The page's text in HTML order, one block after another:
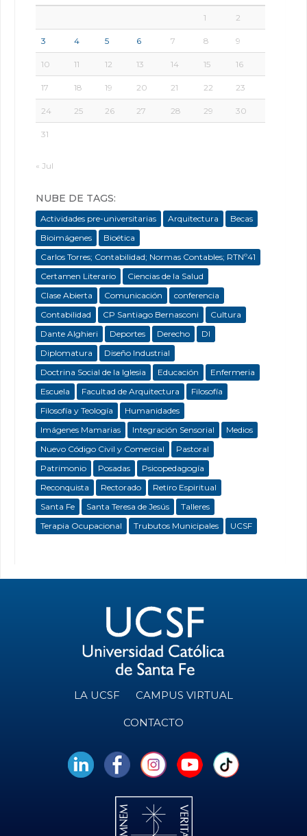
1 2
3 4 5 6 7 8 9
10 11 12 13 14 15 16
17 18 19 20 21 22 23
24 25 26 27 28 29 30
31
« Jul
NUBE DE TAGS:
Actividades pre-universitarias Arquitectura
Becas
Bioimágenes
Bioética
Carlos Torres; Contabilidad; Normas Contables; RTNº41
Certamen Literario
Ciencias de la Salud
Clase Abierta
Comunicación
conferencia
Contabilidad
CP Santiago Bernasconi
Cultura
Dante Alghieri
Deportes Derecho
DI
Diplomatura
Diseño Industrial
Doctrina Social de la Iglesia
Educación
Enfermeria
Escuela
Facultad de Arquitectura
Filosofía
Filosofía y Teología
Humanidades
Imágenes Mamarias
Integración Sensorial
Medios
Nuevo Código Civil y Comercial
Pastoral
Patrimonio
Posadas
Psicopedagogía
Reconquista
Rectorado
Retiro Espiritual
Santa Fe
Santa Teresa de Jesús
Talleres
Terapia Ocupacional
Trubutos Municipales UCSF
LA UCSF CAMPUS VIRTUAL
CONTACTO